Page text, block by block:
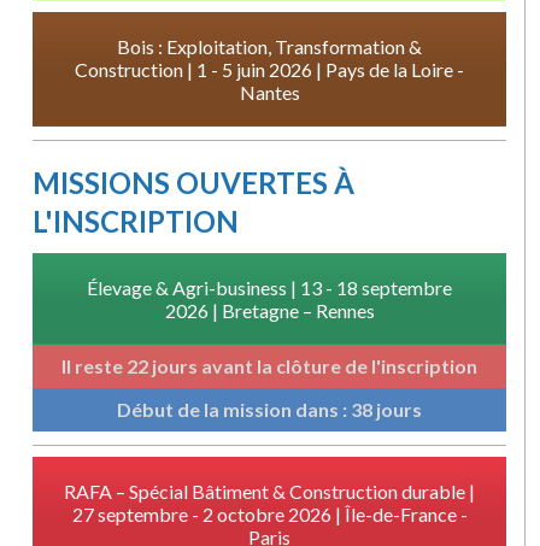
Bois : Exploitation, Transformation &
Construction | 1 - 5 juin 2026 | Pays de la Loire -
Nantes
MISSIONS OUVERTES À
L'INSCRIPTION
Élevage & Agri-business | 13 - 18 septembre
2026 | Bretagne – Rennes
Il reste 22 jours avant la clôture de l'inscription
Début de la mission dans : 38 jours
RAFA – Spécial Bâtiment & Construction durable |
27 septembre - 2 octobre 2026 | Île-de-France -
Paris